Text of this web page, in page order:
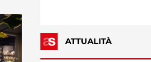
ATTUALITÀ